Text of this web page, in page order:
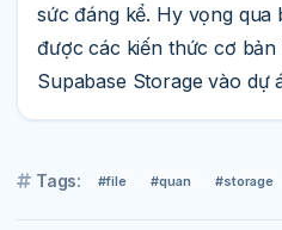
sức đáng kể. Hy vọng qua
được các kiến thức cơ
Supabase Storage vào dự
Tags: #file #quan #storage